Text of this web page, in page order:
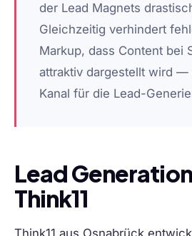
der Lead Magnets
Gleichzeitig verhindert
Markup, dass Content bei
attraktiv dargestellt wird —
Kanal für die Lead-
Lead
Think11